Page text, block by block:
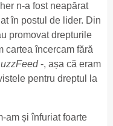
n-a fost neapărat
în postul de lider. Din
promovat drepturile
cartea încercam fără
-, așa că eram
pentru dreptul la
am și înfuriat foarte